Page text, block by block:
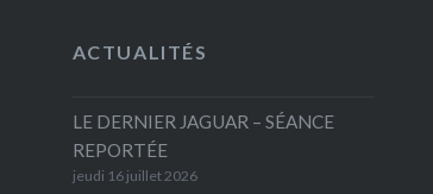
ACTUALITÉS
LE DERNIER JAGUAR – SÉANCE
REPORTÉE
jeudi 16 juillet 2026